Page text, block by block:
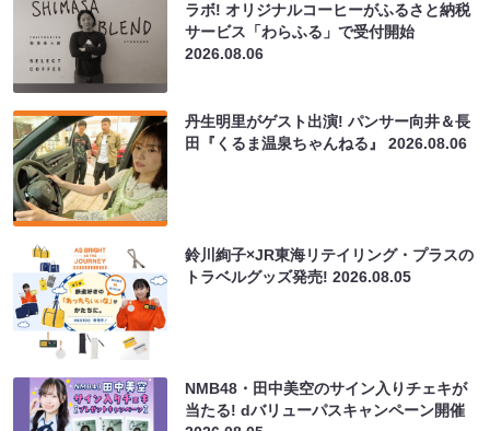
ラボ! オリジナルコーヒーがふるさと納税
サービス「わらふる」で受付開始
2026.08.06
丹生明里がゲスト出演! パンサー向井＆長
田『くるま温泉ちゃんねる』2026.08.06
鈴川絢子×JR東海リテイリング・プラスの
トラベルグッズ発売!2026.08.05
NMB48・田中美空のサイン入りチェキが
当たる! dバリューパスキャンペーン開催